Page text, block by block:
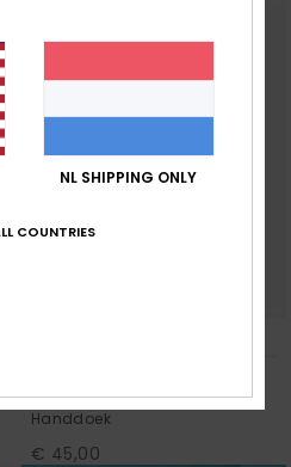
Meisjes Zwart Poncho
Handdoek
€ 45,00
NL SHIPPING ONLY
COUNTRIES